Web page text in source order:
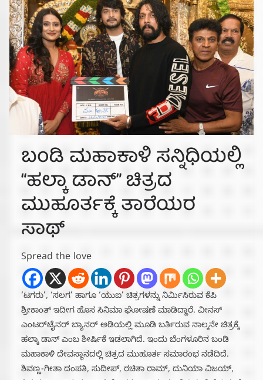
ಬಂಡಿ ಮಹಾಕಾಳಿ ಸನ್ನಿಧಿಯಲ್ಲಿ
“ಹಲ್ಕಾ ಡಾನ್” ಚಿತ್ರದ
ಮುಹೂರ್ತಕ್ಕೆ ತಾರೆಯರ
ಸಾಥ್
Spread the love
‘ಟಗರು’, ‘ಸಲಗ’ ಹಾಗೂ ‘ಯುಐ’ ಚಿತ್ರಗಳನ್ನು ನಿರ್ಮಿಸಿರುವ ಕೆಪಿ
ಶ್ರೀಕಾಂತ್ ಇದೀಗ ಹೊಸ ಸಿನಿಮಾ ಘೋಷಣೆ ಮಾಡಿದ್ದಾರೆ. ವೀನಸ್
ಎಂಟರ್‌ಟೈನರ್ ಬ್ಯಾನರ್ ಅಡಿಯಲ್ಲಿ‌ ಮೂಡಿ ಬರ್ತಿರುವ ನಾಲ್ಕನೇ ಚಿತ್ರಕ್ಕೆ
ಹಲ್ಕಾ ಡಾನ್ ಎಂಬ ಶೀರ್ಷಿಕೆ ಇಡಲಾಗಿದೆ. ಇಂದು ಬೆಂಗಳೂರಿನ ಬಂಡಿ
ಮಹಾಕಾಳಿ ದೇವಸ್ಥಾನದಲ್ಲಿ ಚಿತ್ರದ ಮುಹೂರ್ತ ಸಮಾರಂಭ ನಡೆದಿದೆ.
ಶಿವಣ್ಣ-ಗೀತಾ ದಂಪತಿ, ಸುದೀಪ್, ರಚಿತಾ ರಾಮ್, ದುನಿಯಾ ವಿಜಯ್,